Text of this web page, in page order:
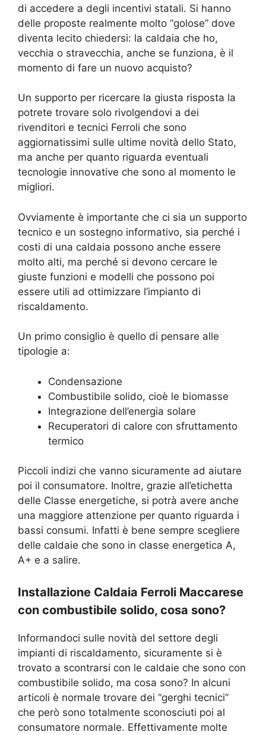
di accedere a degli incentivi statali. Si hanno
delle proposte realmente molto “golose” dove
diventa lecito chiedersi: la caldaia che ho,
vecchia o stravecchia, anche se funziona, è il
momento di fare un nuovo acquisto?
Un supporto per ricercare la giusta risposta la
potrete trovare solo rivolgendovi a dei
rivenditori e tecnici Ferroli che sono
aggiornatissimi sulle ultime novità dello Stato,
ma anche per quanto riguarda eventuali
tecnologie innovative che sono al momento le
migliori.
Ovviamente è importante che ci sia un supporto
tecnico e un sostegno informativo, sia perché i
costi di una caldaia possono anche essere
molto alti, ma perché si devono cercare le
giuste funzioni e modelli che possono poi
essere utili ad ottimizzare l’impianto di
riscaldamento.
Un primo consiglio è quello di pensare alle
tipologie a:
Condensazione
Combustibile solido, cioè le biomasse
Integrazione dell’energia solare
Recuperatori di calore con sfruttamento
termico
Piccoli indizi che vanno sicuramente ad aiutare
poi il consumatore. Inoltre, grazie all’etichetta
delle Classe energetiche, si potrà avere anche
una maggiore attenzione per quanto riguarda i
bassi consumi. Infatti è bene sempre scegliere
delle caldaie che sono in classe energetica A,
A+ e a salire.
Installazione Caldaia Ferroli Maccarese
con combustibile solido, cosa sono?
Informandoci sulle novità del settore degli
impianti di riscaldamento, sicuramente si è
trovato a scontrarsi con le caldaie che sono con
combustibile solido, ma cosa sono? In alcuni
articoli è normale trovare dei “gerghi tecnici”
che però sono totalmente sconosciuti poi al
consumatore normale. Effettivamente molte